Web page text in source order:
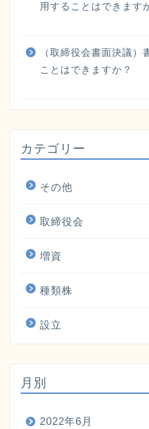
用することはできます
（取締役会書面決議）
ことはできますか？
カテゴリー
その他
取締役会
増資
種類株
設立
月別
2022年6月